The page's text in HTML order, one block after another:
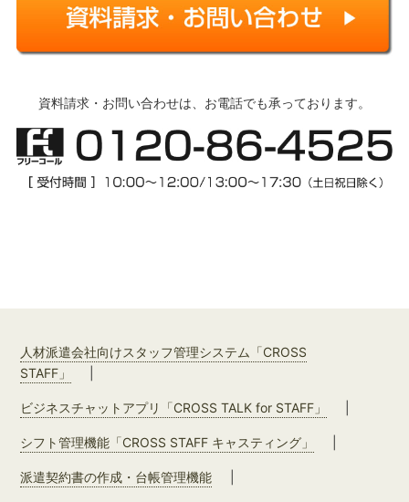
資料請求・お問い合わせは、お電話でも承っております。
人材派遣会社向けスタッフ管理システム「CROSS
STAFF」
ビジネスチャットアプリ「CROSS TALK for STAFF」
シフト管理機能「CROSS STAFF キャスティング」
派遣契約書の作成・台帳管理機能